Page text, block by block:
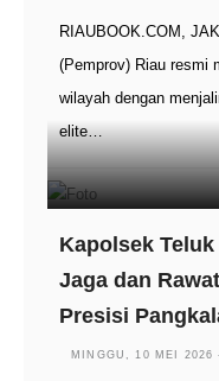
RIAUBOOK.COM,
(Pemprov) Riau resmi
wilayah dengan
elite…
Kapolsek
Jaga dan
Presisi
MINGGU, 10 MEI 2026